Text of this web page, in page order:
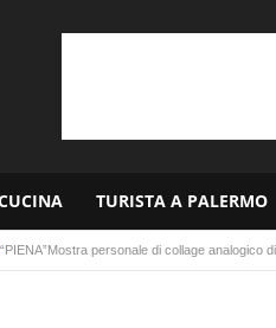
TURISTA A PALERMO
“PIENA”Mostra personale di collage analogico